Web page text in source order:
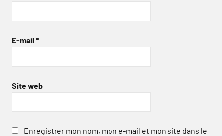
E-mail *
Site web
Enregistrer mon nom, mon e-mail et mon site dans le